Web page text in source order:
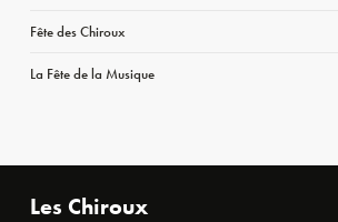
Fête des Chiroux
La Fête de la Musique
Les Chiroux